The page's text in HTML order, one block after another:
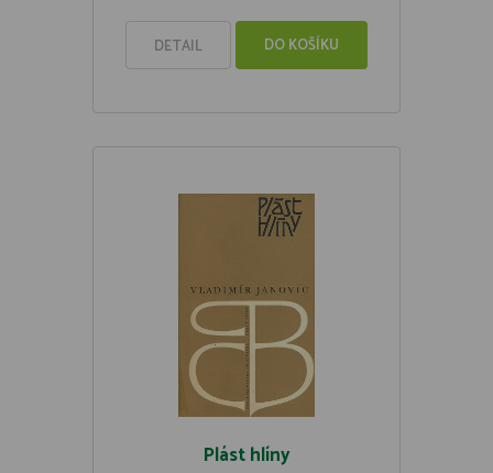
DETAIL DO KOŠÍKU
Plást hlíny